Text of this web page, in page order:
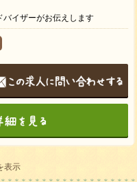
イザーがお伝えします
表示